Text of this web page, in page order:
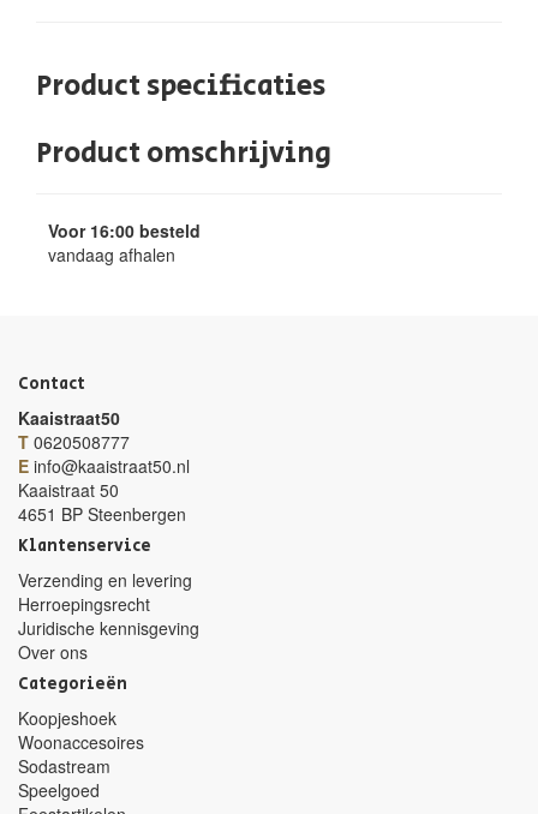
Product specificaties
Product omschrijving
Voor 16:00 besteld
vandaag afhalen
Contact
Kaaistraat50
T 0620508777
E info@kaaistraat50.nl
Kaaistraat 50
4651 BP Steenbergen
Klantenservice
Verzending en levering
Herroepingsrecht
Juridische kennisgeving
Over ons
Categorieën
Koopjeshoek
Woonaccesoires
Sodastream
Speelgoed